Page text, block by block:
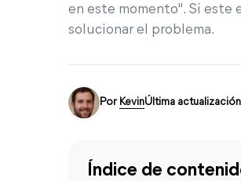
en este momento". Si este
solucionar el problema.
Por KevinÚltima
Índice de